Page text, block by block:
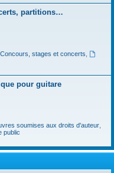
partitions…
Concours, stages et concerts
pour guitare
soumises aux droits d'auteur,
public